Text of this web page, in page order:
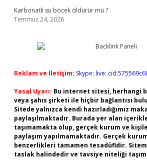
Karbonatlı su böcek öldürür mü ?
Temmuz 24, 2026
Reklam ve İletişim: Skype:
Yasal Uyarı: Bu internet sitesi, herhangi
veya şahıs şirketi ile hiçbir bağlantısı
Sitede yalnızca kendi hazırladığımız
paylaşılmaktadır. Burada yer alan
taşımamakta olup, gerçek kurum ve
paylaşım yapılmamaktadır. Gerçek
benzerlikleri tamamen tesadüfidir.
taslak halindedir ve tavsiye niteliği